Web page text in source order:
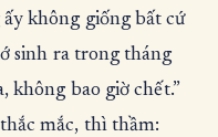
không giống bất cứ
sinh ra trong tháng
không bao giờ chết.”
mắc, thì thầm: